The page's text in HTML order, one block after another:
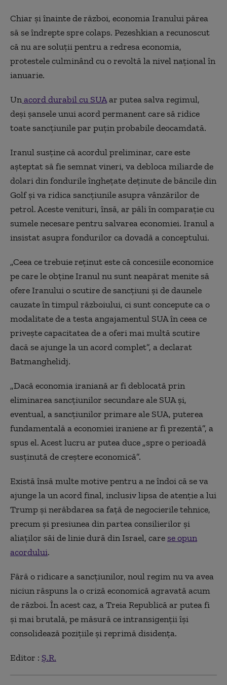
Chiar și înainte de război, economia Iranului părea
să se îndrepte spre colaps. Pezeshkian a recunoscut
că nu are soluții pentru a redresa economia,
protesteleculminândcu o revoltă la nivel național în
ianuarie.
Unacord durabil cu SUAar putea salva regimul,
deși șansele unui acord permanent care să ridice
toate sancțiunile par puțin probabile deocamdată.
Iranul susține că acordul preliminar, care este
așteptat să fie semnat vineri, va debloca miliarde de
dolari din fondurile înghețate deținute de băncile din
Golf și va ridica sancțiunile asupra vânzărilor de
petrol. Aceste venituri, însă, ar păli în comparație cu
sumele necesare pentru salvarea economiei. Iranul a
insistat asupra fondurilor ca dovadă a conceptului.
„Ceea ce trebuie reținut este căconcesiileeconomice
pe care le obține Iranul nu sunt neapărat menite să
ofere Iranului o scutire de sancțiuni și de daunele
cauzate în timpul războiului, ci sunt concepute ca o
modalitate de a testa angajamentul SUA în ceea ce
privește capacitatea de a oferi mai multă scutire
dacă se ajunge la un acord complet”, a declarat
Batmanghelidj.
„Dacă economia iranianăar fi deblocatăprin
eliminarea sancțiunilor secundare ale SUA și,
eventual, a sancțiunilor primare ale SUA, puterea
fundamentală a economiei iranienear fiprezentă”, a
spus el. Acest lucru ar putea duce „spre o perioadă
susținută de creștere economică”.
Există însă multe motive pentru a ne îndoi că se va
ajunge la un acord final, inclusiv lipsa de atenție a lui
Trump și nerăbdarea sa față de negocierile tehnice,
precum și presiunea din partea consilierilor și
aliaților săi de linie dură din Israel, care se opun
acordului.
Fără o ridicare a sancțiunilor, noul regim nu va avea
niciun răspuns la o criză economică agravată acum
de război. În acest caz, a Treia Republică ar putea fi
și mai brutală, pe măsură ce intransigenții își
consolidează pozițiile și reprimă disidența.
Editor : Ș.R.